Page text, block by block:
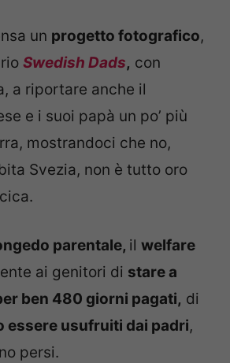
un progetto fotografico,
Swedish Dads, con
a riportare anche il
e i suoi papà un po’ più
mostrandoci che no,
Svezia, non è tutto oro
parentale, il welfare
ai genitori di stare a
ben 480 giorni pagati, di
essere usufruiti dai padri,
persi.